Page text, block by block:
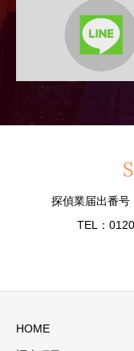
探偵業届出番
TEL：
HOME